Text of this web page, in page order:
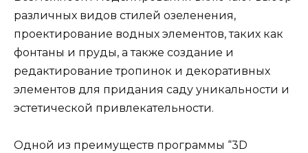
различных видов стилей озеленения,
проектирование водных элементов, таких как
фонтаны и пруды, а также создание и
редактирование тропинок и декоративных
элементов для придания саду уникальности и
эстетической привлекательности.
Одной из преимуществ программы “3D